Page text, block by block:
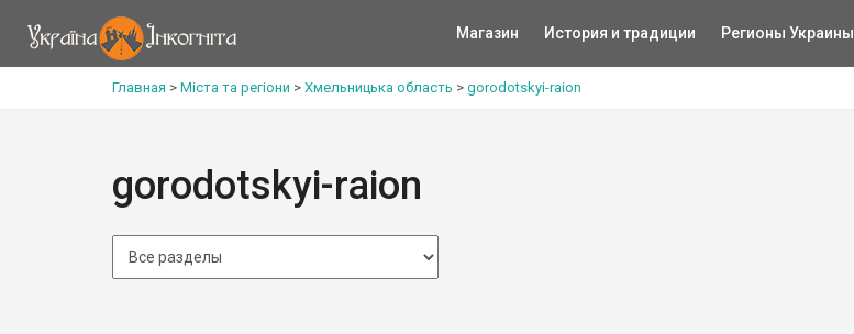
Магазин История и традиции Регионы Украины
Главная > Міста та регіони > Хмельницька область > gorodotskyi-raion
gorodotskyi-raion